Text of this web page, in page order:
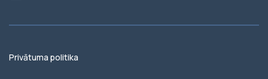
Privātuma politika